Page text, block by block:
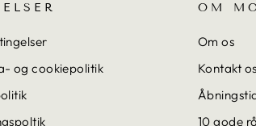
og cookiepolitik
OM
Om os
Kontakt os
10 gode